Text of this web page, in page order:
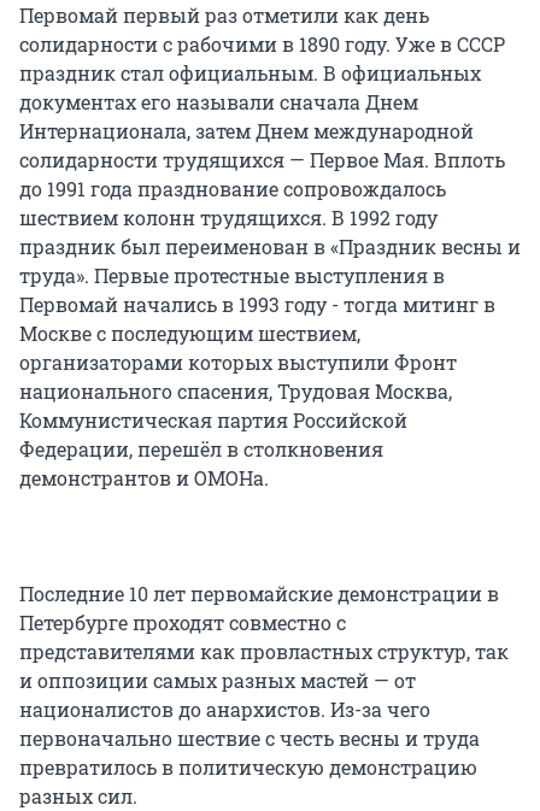
Первомай первый раз отметили как день
солидарности с рабочими в 1890 году. Уже в СССР
праздник стал официальным. В официальных
документах его называли сначала Днем
Интернационала, затем Днем международной
солидарности трудящихся — Первое Мая. Вплоть
до 1991 года празднование сопровождалось
шествием колонн трудящихся. В 1992 году
праздник был переименован в «Праздник весны и
труда». Первые протестные выступления в
Первомай начались в 1993 году - тогда митинг в
Москве с последующим шествием,
организаторами которых выступили Фронт
национального спасения, Трудовая Москва,
Коммунистическая партия Российской
Федерации, перешёл в столкновения
демонстрантов и ОМОНа.
Последние 10 лет первомайские демонстрации в
Петербурге проходят совместно с
представителями как провластных структур, так
и оппозиции самых разных мастей — от
националистов до анархистов. Из-за чего
первоначально шествие с честь весны и труда
превратилось в политическую демонстрацию
разных сил.